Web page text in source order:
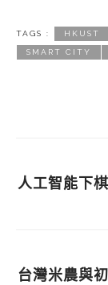
TAGS : HKUST
SMART CITY
人工智能下
台灣米農與